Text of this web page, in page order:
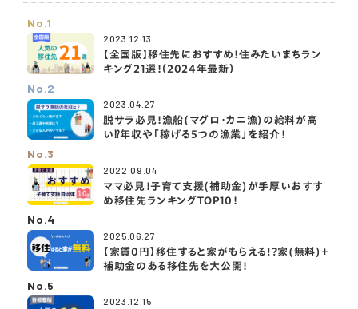
No.1
2023.12.13
【全国版】移住先におすすめ！住みたいまちラン
キング21選！（2024年最新）
No.2
2023.04.27
脱サラ必見！漁船(マグロ・カニ漁)の給料が高
い⁉️年収や「稼げる5つの漁業」を紹介！
No.3
2022.09.04
ママ必見！子育て支援(補助金)が手厚いおすす
め移住先ランキングTOP10！
No.4
2025.06.27
【家賃0円】移住すると家がもらえる!?家(無料)＋
補助金のある移住先を大公開！
No.5
2023.12.15